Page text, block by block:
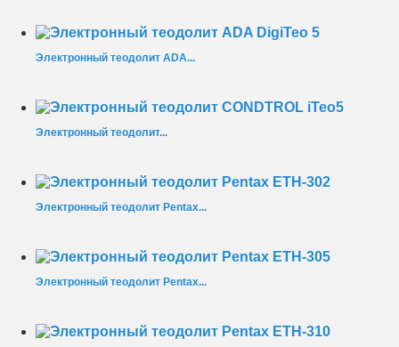
Электронный теодолит ADA...
Электронный теодолит...
Электронный теодолит Pentax...
Электронный теодолит Pentax...